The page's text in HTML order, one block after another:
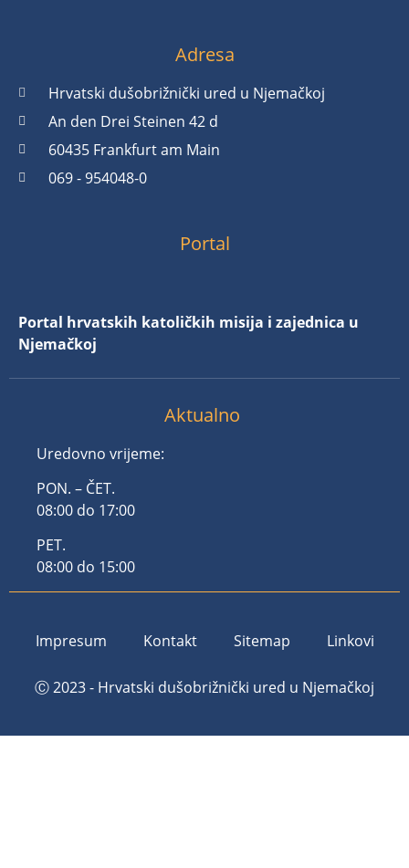
Adresa
Hrvatski dušobrižnički ured u Njemačkoj
An den Drei Steinen 42 d
60435 Frankfurt am Main
069 - 954048-0
Portal
Portal hrvatskih katoličkih misija i zajednica u
Njemačkoj
Aktualno
Uredovno vrijeme:
PON. – ČET.
08:00 do 17:00
PET.
08:00 do 15:00
Impresum Kontakt Sitemap Linkovi
Ⓒ 2023 - Hrvatski dušobrižnički ured u Njemačkoj